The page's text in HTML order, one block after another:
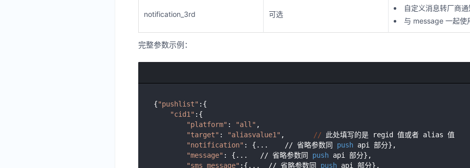
notification_3rd 可选
自定义消息转厂商通
与 message 一起使
完整参数示例：
{"pushlist" :{
"cid1" :{
"platform" : "all" ,
"target" : "aliasvalue1" , // 此处填写的是 regid 值或者 alias 值
"notification" : {...    // 省略参数同 push api 部分},
"message" : {...   // 省略参数同 push api 部分},
"sms_message" :{...  // 省略参数同 push api 部分},